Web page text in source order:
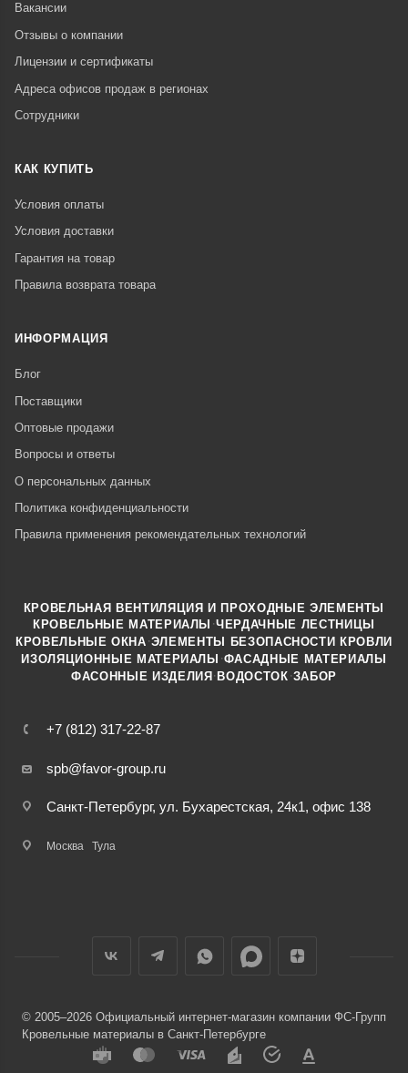
Вакансии
Отзывы о компании
Лицензии и сертификаты
Адреса офисов продаж в регионах
Сотрудники
КАК КУПИТЬ
Условия оплаты
Условия доставки
Гарантия на товар
Правила возврата товара
ИНФОРМАЦИЯ
Блог
Поставщики
Оптовые продажи
Вопросы и ответы
О персональных данных
Политика конфиденциальности
Правила применения рекомендательных технологий
+7 (812) 317-22-87
spb@favor-group.ru
Санкт-Петербург, ул. Бухарестская, 24к1, офис 138
Москва Тула
КРОВЕЛЬНАЯ ВЕНТИЛЯЦИЯ И ПРОХОДНЫЕ ЭЛЕМЕНТЫ
КРОВЕЛЬНЫЕ МАТЕРИАЛЫ ·ЧЕРДАЧНЫЕ ЛЕСТНИЦЫ
КРОВЕЛЬНЫЕ ОКНА ·ЭЛЕМЕНТЫ БЕЗОПАСНОСТИ КРОВЛИ
ИЗОЛЯЦИОННЫЕ МАТЕРИАЛЫ ·ФАСАДНЫЕ МАТЕРИАЛЫ
ФАСОННЫЕ ИЗДЕЛИЯ ·ВОДОСТОК ·ЗАБОР
© 2005–2026 Официальный интернет-магазин компании ФС-Групп
Кровельные материалы в Санкт-Петербурге